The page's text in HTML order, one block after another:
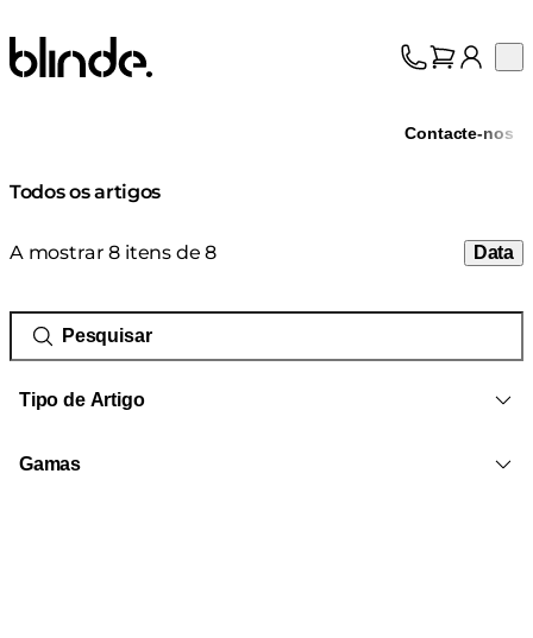
Blinde Design
Contacte-nos
Todos os artigos
A mostrar 8 itens de 8 Data
Tipo de Artigo
Gamas